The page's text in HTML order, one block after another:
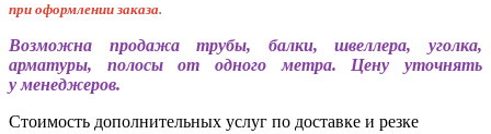
при оформлении заказа.
Возможна продажа трубы, балки, швеллера, уголка,
арматуры, полосы от одного метра. Цену уточнять
у менеджеров.
Стоимость дополнительных услуг по доставке и резке